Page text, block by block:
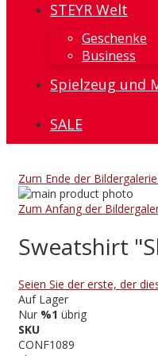
STEYR Welt
Geschenke
Business
Spielzeug und
SALE
Zum Ende der
Zum Anfang der
Sweatshirt
Seien Sie der erste, der
Auf Lager
Nur %1 übrig
SKU
CONF1089